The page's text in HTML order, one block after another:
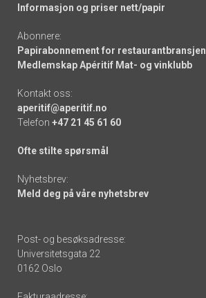
Informasjon og priser nett/papir
Abonnere:
Papirabonnement for restaurantbransjen
Medlemskap Apéritif Mat- og vinklubb
Kontakt oss:
aperitif@aperitif.no
Telefon +47 21 45 61 60
Ofte stilte spørsmål
Nyhetsbrev:
Meld deg på våre nyhetsbrev
Post- og besøksadresse:
Universitetsgata 22
0162 Oslo